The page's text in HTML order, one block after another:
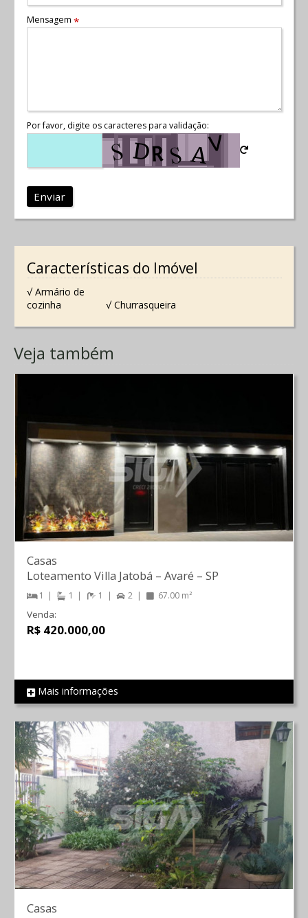
Mensagem *
Por favor, digite os caracteres para validação:
Enviar
Características do Imóvel
√ Armário de
cozinha
√ Churrasqueira
Veja também
REF 1951
Casas
Loteamento Villa Jatobá – Avaré – SP
1 1 1 2 67.00 m²
Venda:
R$ 420.000,00
Mais informações
Casas